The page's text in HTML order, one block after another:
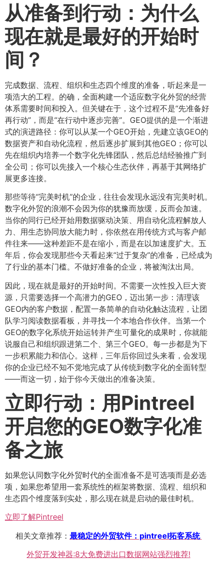
从准备到行动：为什么
现在就是最好的开始时
间？​
完成数据、流程、组织和生态四个维度的准备，听起来是一
项浩大的工程。的确，全面构建一个适应数字化外贸的经营
体系需要时间和投入。但关键在于，这个过程不是“先准备好
再行动”，而是“在行动中逐步完善”。GEO提供的是一个渐进
式的演进路径：你可以从某一个GEO开始，先建立该GEO的
数据资产和自动化流程，然后逐步扩展到其他GEO；你可以
先在组织内培养一个数字化先锋团队，然后总结经验推广到
全公司；你可以先接入一个核心生态伙伴，再基于其网络扩
展更多连接。
那些等待“完美时机”的企业，往往会发现永远没有完美时机。
数字化外贸的浪潮不会因为你的犹豫而放缓，反而会加速。
当你的同行已经开始用数据驱动决策、用自动化流程解放人
力、用生态协同放大能力时，你依然在用传统方式与客户邮
件往来——这种差距不是在缩小，而是在以加速度扩大。五
年后，你会发现那些今天看起来“过于复杂”的准备，已经成为
了行业的基本门槛。不做好准备的企业，将被淘汰出局。
因此，现在就是最好的开始时间。不需要一次性投入巨大资
源，只需要选择一个高潜力的GEO，迈出第一步：清理该
GEO内的客户数据，配置一条简单的自动化触达流程，让团
队学习阅读数据看板，并寻找一个本地合作伙伴。当第一个
GEO的数字化系统开始运转并产生可量化的成果时，你就能
说服自己和组织跟进第二个、第三个GEO。每一步都是为下
一步积累能力和信心。这样，三年后你回过头来看，会发现
你的企业已经不知不觉地完成了从传统到数字化的全面转型
——而这一切，始于你今天做出的准备决策。
立即行动：用Pintreel
开启您的GEO数字化准
备之旅
如果您认同数字化外贸时代的全面准备不是可选项而是必选
项，如果您希望用一套系统性的框架将数据、流程、组织和
生态四个维度落到实处，那么现在就是启动的最佳时机。
立即了解Pintreel
相关文章推荐： 最稳定的外贸软件：pintreel拓客系统
外贸开发神器:8大免费进出口数据网站强烈推荐!